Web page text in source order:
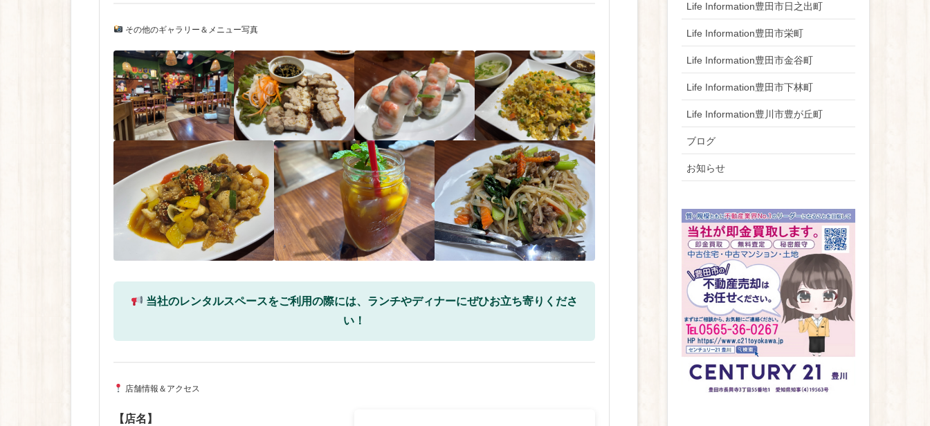
その他のギャラリー＆メニュー写真
当社のレンタルスペースをご利用の際には、ランチやディナーにぜひお立ち寄りくださ
い！
店舗情報＆アクセス
【店名】
Life Information豊田市日之出町
Life Information豊田市栄町
Life Information豊田市金谷町
Life Information豊田市下林町
Life Information豊川市豊が丘町
ブログ
お知らせ